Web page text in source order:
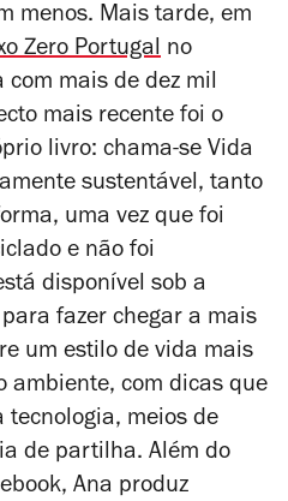
menos. Mais tarde, em
Zero Portugal no
com mais de dez mil
mais recente foi o
livro: chama-se Vida
sustentável, tanto
uma vez que foi
e não foi
disponível sob a
fazer chegar a mais
um estilo de vida mais
ambiente, com dicas que
tecnologia, meios de
de partilha. Além do
Ana produz